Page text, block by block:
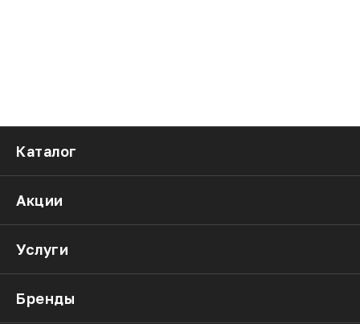
Каталог
Акции
Услуги
Бренды